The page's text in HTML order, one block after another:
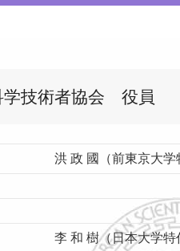
技術者協会　役員
洪 政 國（前東京大学
李 和 樹（日本大学特